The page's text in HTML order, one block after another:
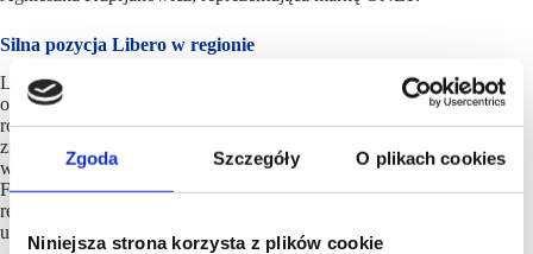
Zgoda Szczegóły O plikach cookies
Niniejsza strona korzysta z plików cookie
Silna pozycja Libero w regionie
Libero Katowice to ponad 150 sklepów, punktów usługowych
oraz unikatowa przestrzeń restauracyjna na Śląsku. W 2022
roku centrum poszerzyło swoją ofertę między innymi o takie
znane sklepy jak: interaktywny salon Modivo, luxury brands
w Half Price, Kodano Optyk, Dealz, Crazy Bubble czy Sofi
Flora. W Libero w ubiegłym roku zadebiutowały także
restauracje Zdrowa Krowa i Olimp. Ponadto w nowej odsłonie
uruchomiono klinikę medycyny estetycznej Say WoW.